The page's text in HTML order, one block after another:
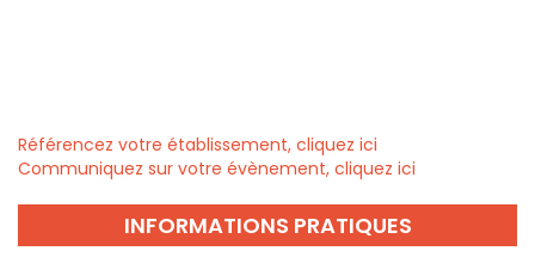
Référencez votre établissement, cliquez ici
Communiquez sur votre évènement, cliquez ici
INFORMATIONS PRATIQUES